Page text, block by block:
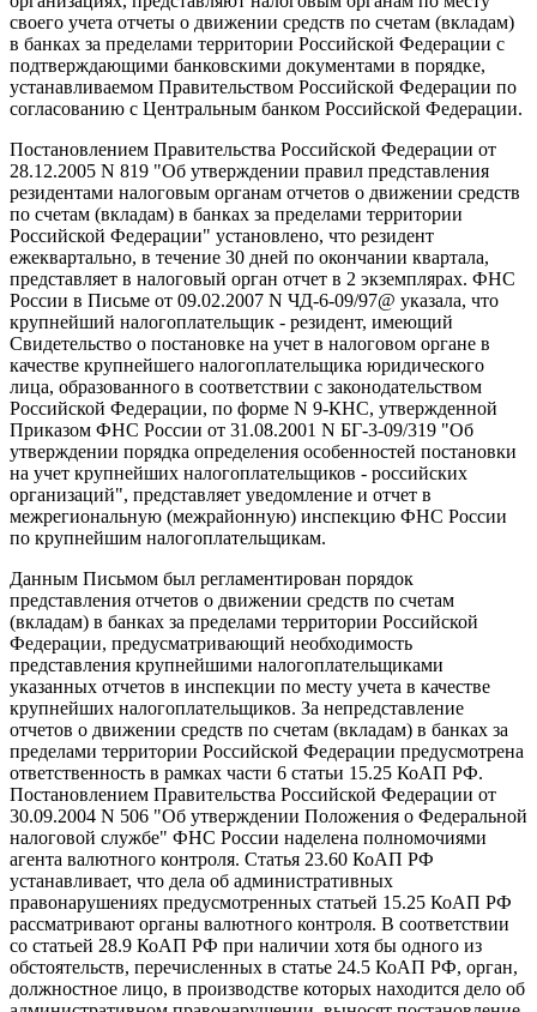
своего учета отчеты о движении средств по счетам (вкладам)
в банках за пределами территории Российской Федерации с
подтверждающими банковскими документами в порядке,
устанавливаемом Правительством Российской Федерации по
согласованию с Центральным банком Российской Федерации.
Постановлением Правительства Российской Федерации от
28.12.2005 N 819 "Об утверждении правил представления
резидентами налоговым органам отчетов о движении средств
по счетам (вкладам) в банках за пределами территории
Российской Федерации" установлено, что резидент
ежеквартально, в течение 30 дней по окончании квартала,
представляет в налоговый орган отчет в 2 экземплярах. ФНС
России в Письме от 09.02.2007 N ЧД-6-09/97@ указала, что
крупнейший налогоплательщик - резидент, имеющий
Свидетельство о постановке на учет в налоговом органе в
качестве крупнейшего налогоплательщика юридического
лица, образованного в соответствии с законодательством
Российской Федерации, по форме N 9-КНС, утвержденной
Приказом ФНС России от 31.08.2001 N БГ-3-09/319 "Об
утверждении порядка определения особенностей постановки
на учет крупнейших налогоплательщиков - российских
организаций", представляет уведомление и отчет в
межрегиональную (межрайонную) инспекцию ФНС России
по крупнейшим налогоплательщикам.
Данным Письмом был регламентирован порядок
представления отчетов о движении средств по счетам
(вкладам) в банках за пределами территории Российской
Федерации, предусматривающий необходимость
представления крупнейшими налогоплательщиками
указанных отчетов в инспекции по месту учета в качестве
крупнейших налогоплательщиков. За непредставление
отчетов о движении средств по счетам (вкладам) в банках за
пределами территории Российской Федерации предусмотрена
ответственность в рамках части 6 статьи 15.25 КоАП РФ.
Постановлением Правительства Российской Федерации от
30.09.2004 N 506 "Об утверждении Положения о Федеральной
налоговой службе" ФНС России наделена полномочиями
агента валютного контроля. Статья 23.60 КоАП РФ
устанавливает, что дела об административных
правонарушениях предусмотренных статьей 15.25 КоАП РФ
рассматривают органы валютного контроля. В соответствии
со статьей 28.9 КоАП РФ при наличии хотя бы одного из
обстоятельств, перечисленных в статье 24.5 КоАП РФ, орган,
должностное лицо, в производстве которых находится дело об